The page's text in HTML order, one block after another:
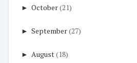
► October(21)
► September(27)
► August(18)